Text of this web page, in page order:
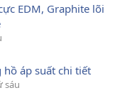
EDM, Graphite lõi
áp suất chi tiết
sáu